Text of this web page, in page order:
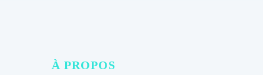
À PROPOS